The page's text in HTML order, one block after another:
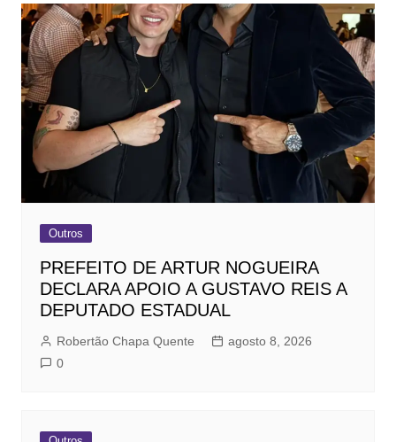
Outros
PREFEITO DE ARTUR NOGUEIRA
DECLARA APOIO A GUSTAVO REIS A
DEPUTADO ESTADUAL
Robertão Chapa Quente
agosto 8, 2026
0